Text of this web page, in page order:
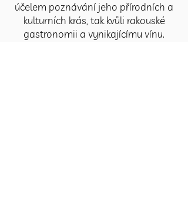
účelem poznávání jeho přírodních a
kulturních krás, tak kvůli rakouské
gastronomii a vynikajícímu vínu.